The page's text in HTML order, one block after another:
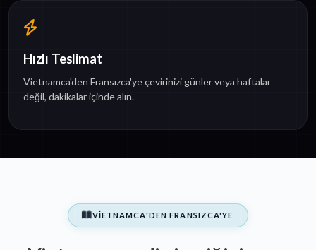
Hızlı Teslimat
Vietnamca'den Fransızca'ye çevirinizi günler veya haftalar
değil, dakikalar içinde alın.
VIETNAMCA'DEN FRANSIZCA'YE